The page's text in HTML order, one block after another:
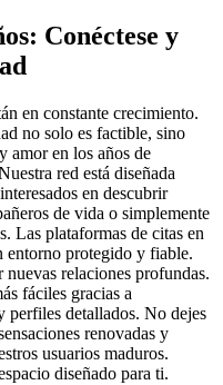
Conéctese y
en constante crecimiento.
no solo es factible, sino
amor en los años de
red está diseñada
en descubrir
de vida o simplemente
Las plataformas de citas en
entorno protegido y fiable.
relaciones profundas.
fáciles gracias a
perfiles detallados. No dejes
renovadas y
usuarios maduros.
diseñado para ti.